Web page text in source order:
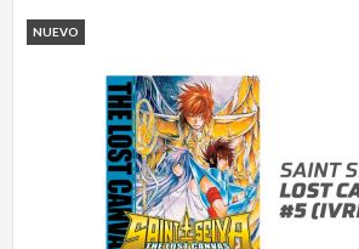
NUEVO